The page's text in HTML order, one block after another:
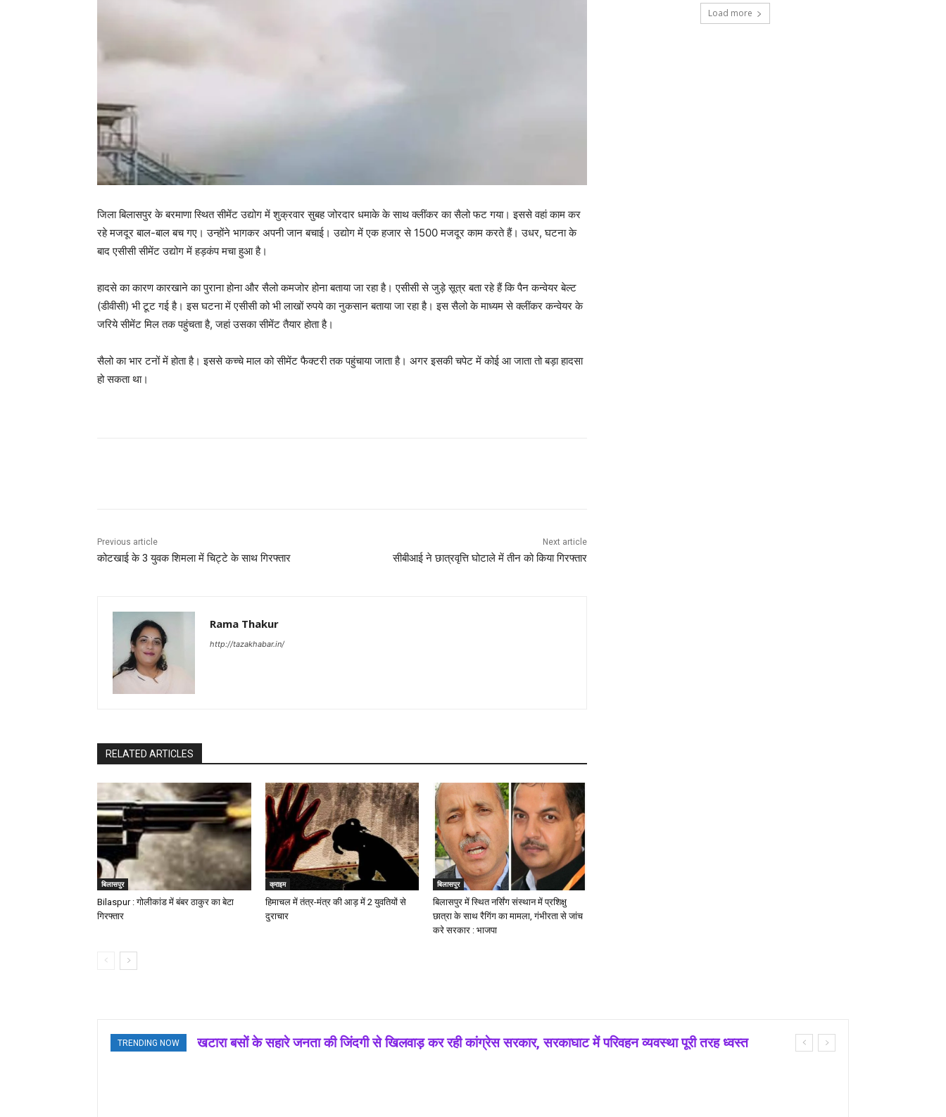
जिला बिलासपुर के बरमाणा स्थित सीमेंट उद्योग में शुक्रवार सुबह जोरदार धमाके के साथ क्लींकर का सैलो फट गया। इससे वहां काम कर
रहे मजदूर बाल-बाल बच गए। उन्होंने भागकर अपनी जान बचाई। उद्योग में एक हजार से 1500 मजदूर काम करते हैं। उधर, घटना के
बाद एसीसी सीमेंट उद्योग में हड़कंप मचा हुआ है।
हादसे का कारण कारखाने का पुराना होना और सैलो कमजोर होना बताया जा रहा है। एसीसी से जुड़े सूत्र बता रहे हैं कि पैन कन्वेयर बेल्ट
(डीवीसी) भी टूट गई है। इस घटना में एसीसी को भी लाखों रुपये का नुकसान बताया जा रहा है। इस सैलो के माध्यम से क्लींकर कन्वेयर के
जरिये सीमेंट मिल तक पहुंचता है, जहां उसका सीमेंट तैयार होता है।
सैलो का भार टनों में होता है। इससे कच्चे माल को सीमेंट फैक्टरी तक पहुंचाया जाता है। अगर इसकी चपेट में कोई आ जाता तो बड़ा हादसा
हो सकता था।
Previous article
कोटखाई के 3 युवक शिमला में चिट्टे के साथ गिरफ्तार
Next article
सीबीआई ने छात्रवृत्ति घोटाले में तीन को किया गिरफ्तार
Rama Thakur
http://tazakhabar.in/
RELATED ARTICLES
बिलासपुर
Bilaspur : गोलीकांड में बंबर ठाकुर का बेटा
गिरफ्तार
क्राइम
हिमाचल में तंत्र-मंत्र की आड़ में 2 युवतियों से
दुराचार
बिलासपुर
बिलासपुर में स्थित नर्सिंग संस्थान में प्रशिक्षु
छात्रा के साथ रैगिंग का मामला, गंभीरता से जांच
करे सरकार : भाजपा
Load more